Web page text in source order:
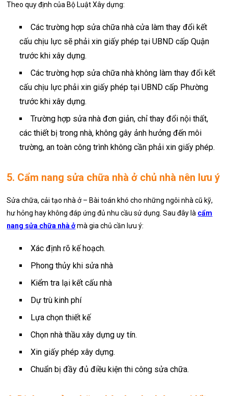
Theo quy định của Bộ Luật Xây dựng:
Các trường hợp sửa chữa nhà cửa làm thay đổi kết
cấu chịu lực sẽ phải xin giấy phép tại UBND cấp Quận
trước khi xây dựng.
Các trường hợp sửa chữa nhà không làm thay đổi kết
cấu chịu lực phải xin giấy phép tại UBND cấp Phường
trước khi xây dựng.
Trường hợp sửa nhà đơn giản, chỉ thay đổi nội thất,
các thiết bị trong nhà, không gây ảnh hưởng đến môi
trường, an toàn công trình không cần phải xin giấy phép.
5. Cẩm nang sửa chữa nhà ở chủ nhà nên lưu ý
Sửa chữa, cải tạo nhà ở – Bài toán khó cho những ngôi nhà cũ kỹ,
hư hỏng hay không đáp ứng đủ nhu cầu sử dụng. Sau đây là cẩm
nang sửa chữa nhà ởmà gia chủ cần lưu ý:
Xác định rõ kế hoạch.
Phong thủy khi sửa nhà
Kiểm tra lại kết cấu nhà
Dự trù kinh phí
Lựa chọn thiết kế
Chọn nhà thầu xây dựng uy tín.
Xin giấy phép xây dựng.
Chuẩn bị đầy đủ điều kiện thi công sửa chữa.